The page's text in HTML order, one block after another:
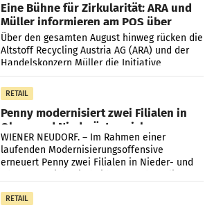
Eine Bühne für Zirkularität: ARA und
Müller informieren am POS über
Kreislauffähigkeit
Über den gesamten August hinweg rücken die
Altstoff Recycling Austria AG (ARA) und der
Handelskonzern Müller die Initiative
„Kreislauf-Helden“ in allen österreichischen
Müller-Filialen
RETAIL
Penny modernisiert zwei Filialen in
Ober- und Niederösterreich
WIENER NEUDORF. – Im Rahmen einer
laufenden Modernisierungsoffensive
erneuert Penny zwei Filialen in Nieder- und
RETAIL